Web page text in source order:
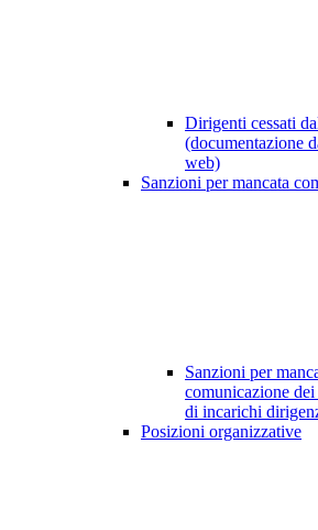
Dirigenti cessati
(documentazione
web)
Sanzioni per mancata
Sanzioni per
comunicazione
di incarichi
Posizioni organizzative